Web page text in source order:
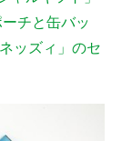
チと缶バッ
ッズィ」のセ